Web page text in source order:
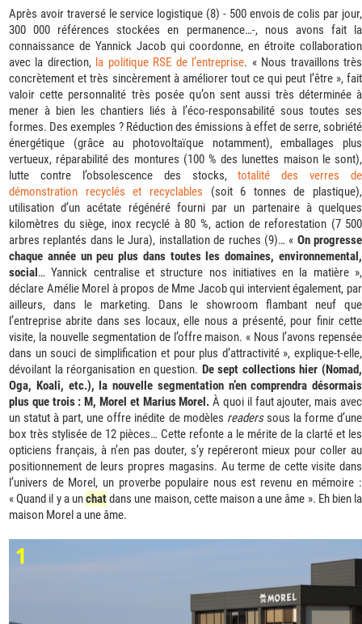
Après avoir traversé le service logistique (8) - 500 envois de colis par jour,
300 000 références stockées en permanence…-, nous avons fait la
connaissance de Yannick Jacob qui coordonne, en étroite collaboration
avec la direction, la politique RSE de l’entreprise. « Nous travaillons très
concrètement et très sincèrement à améliorer tout ce qui peut l’être », fait
valoir cette personnalité très posée qu’on sent aussi très déterminée à
mener à bien les chantiers liés à l’éco-responsabilité sous toutes ses
formes. Des exemples ? Réduction des émissions à effet de serre, sobriété
énergétique (grâce au photovoltaïque notamment), emballages plus
vertueux, réparabilité des montures (100 % des lunettes maison le sont),
lutte contre l’obsolescence des stocks,totalité des verres de
démonstration recyclés et recyclables (soit 6 tonnes de plastique),
utilisation d’un acétate régénéré fourni par un partenaire à quelques
kilomètres du siège, inox recyclé à 80 %, action de reforestation (7 500
arbres replantés dans le Jura), installation de ruches (9)… « On progresse
chaque année un peu plus dans toutes les domaines, environnemental,
social… Yannick centralise et structure nos initiatives en la matière »,
déclare Amélie Morel à propos de Mme Jacob qui intervient également, par
ailleurs, dans le marketing. Dans le showroom flambant neuf que
l’entreprise abrite dans ses locaux, elle nous a présenté, pour finir cette
visite, la nouvelle segmentation de l’offre maison. « Nous l’avons repensée
dans un souci de simplification et pour plus d’attractivité », explique-t-elle,
dévoilant la réorganisation en question. De sept collections hier (Nomad,
Oga, Koali, etc.), la nouvelle segmentation n’en comprendra désormais
plus que trois : M, Morel et Marius Morel. À quoi il faut ajouter, mais avec
un statut à part, une offre inédite de modèles readerssous la forme d’une
box très stylisée de 12 pièces… Cette refonte a le mérite de la clarté et les
opticiens français, à n’en pas douter, s’y repéreront mieux pour coller au
positionnement de leurs propres magasins. Au terme de cette visite dans
l’univers de Morel, un proverbe populaire nous est revenu en mémoire :
« Quand il y a unchatdans une maison, cette maison a une âme ». Eh bien la
maison Morel a une âme.